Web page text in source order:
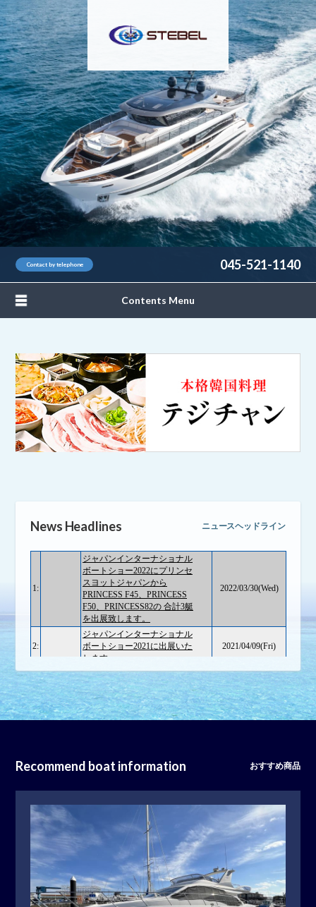
Contact by telephone 045-521-1140
Contents Menu
新艇情報
Used Boat
中古艇情報
おすすめ商品
アクセス
お問い合わせ
News Headlines ニュースヘッドライン
Recommend boat information おすすめ商品